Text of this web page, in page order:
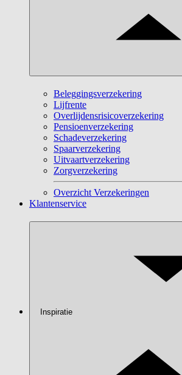
Beleggingsverzekering
Lijfrente
Overlijdensrisicoverzekering
Pensioenverzekering
Schadeverzekering
Spaarverzekering
Uitvaartverzekering
Zorgverzekering
Overzicht Verzekeringen
Klantenservice
Inspiratie